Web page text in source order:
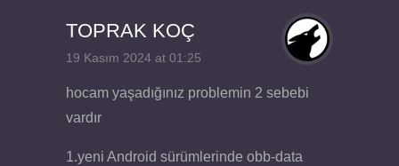
TOPRAK KOÇ
19 Kasım 2024 at 01:25
hocam yaşadığınız problemin 2 sebebi
vardır
1.yeni Android sürümlerinde obb-data